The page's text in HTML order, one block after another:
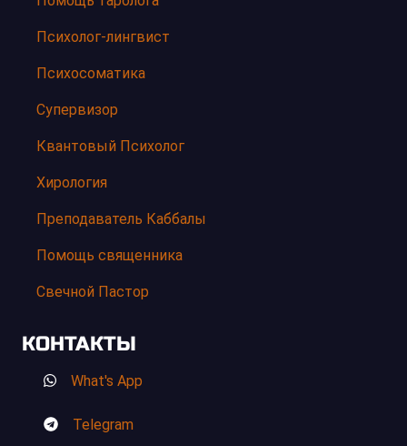
Психолог-лингвист
Психосоматика
Супервизор
Квантовый Психолог
Хирология
Преподаватель Каббалы
Помощь священника
Свечной Пастор
КОНТАКТЫ
What's App
Telegram